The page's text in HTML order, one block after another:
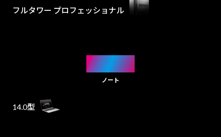
フルタワー プロフェッショナル
NOTE
ノート
14.0型